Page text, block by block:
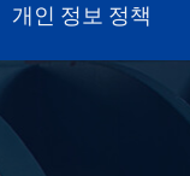
개인 정보 정책